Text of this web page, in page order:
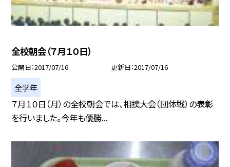
全校朝会（７月１０日）
公開日 2017/07/16 更新日 2017/07/16
全学年
７月１０日（月）の全校朝会では、相撲大会（団体戦）の表彰
を行いました。今年も優勝...